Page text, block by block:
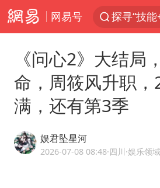
网易号
因凡蒂诺
FIFA官方
《问心2》大结局
命，周筱风升职，
满，还有第3季
娱君坠星河
2026-07-08 08:48·四川·娱乐领